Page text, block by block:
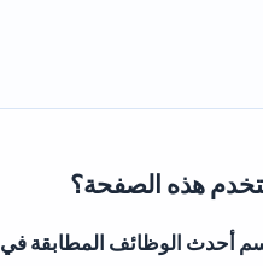
هذه الصفحة؟
أحدث الوظائف المطابقة في